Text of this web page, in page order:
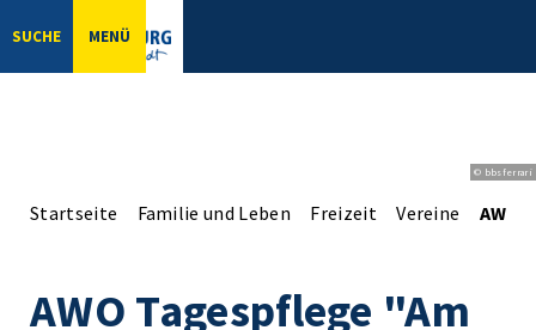
SUCHE MENÜ
© bbsferrari
Startseite Familie und Leben Freizeit Vereine AWO
AWO Tagespflege "Am